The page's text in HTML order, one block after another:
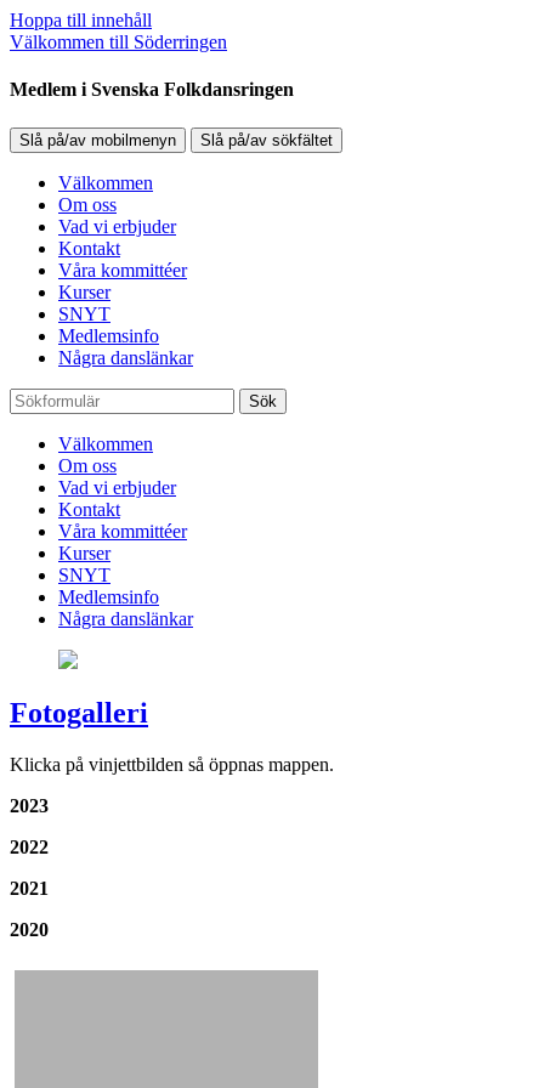
Hoppa till innehåll
Välkommen till Söderringen
Medlem i Svenska Folkdansringen
Slå på/av mobilmenyn Slå på/av sökfältet
Välkommen
Om oss
Vad vi erbjuder
Kontakt
Våra kommittéer
Kurser
SNYT
Medlemsinfo
Några danslänkar
Sök
Välkommen
Om oss
Vad vi erbjuder
Kontakt
Våra kommittéer
Kurser
SNYT
Medlemsinfo
Några danslänkar
Fotogalleri
Klicka på vinjettbilden så öppnas mappen.
2023
2022
2021
2020